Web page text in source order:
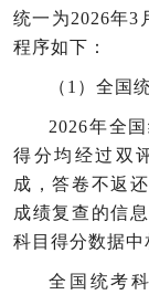
统一为2026年3
程序如下：
（1）全国
2026年全
得分均经过双
成，答卷不返
成绩复查的信
科目得分数据中
全国统考